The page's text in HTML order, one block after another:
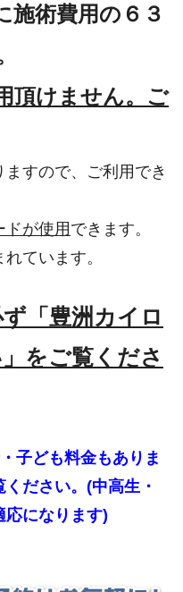
施術費用の６３
頂けません。ご
すので、ご利用でき
ドが使用 できます。
ています。
「豊洲カイロ
をご覧くださ
子ども料金もありま
ださい。(中高生・
応になります)